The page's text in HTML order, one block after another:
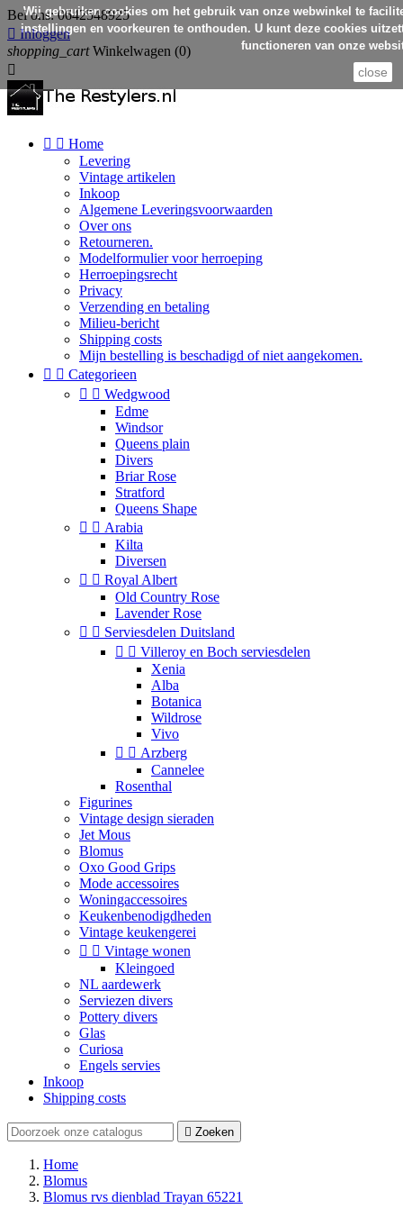
Bel ons:0642548925
 Inloggen
shopping_cart Winkelwagen (0)

  Home
Levering
Vintage artikelen
Inkoop
Algemene Leveringsvoorwaarden
Over ons
Retourneren.
Modelformulier voor herroeping
Herroepingsrecht
Privacy
Verzending en betaling
Milieu-bericht
Shipping costs
Mijn bestelling is beschadigd of niet aangekomen.
  Categorieen
  Wedgwood
Edme
Windsor
Queens plain
Divers
Briar Rose
Stratford
Queens Shape
  Arabia
Kilta
Diversen
  Royal Albert
Old Country Rose
Lavender Rose
  Serviesdelen Duitsland
  Villeroy en Boch serviesdelen
Xenia
Alba
Botanica
Wildrose
Vivo
  Arzberg
Cannelee
Rosenthal
Figurines
Vintage design sieraden
Jet Mous
Blomus
Oxo Good Grips
Mode accessoires
Woningaccessoires
Keukenbenodigdheden
Vintage keukengerei
  Vintage wonen
Kleingoed
NL aardewerk
Serviezen divers
Pottery divers
Glas
Curiosa
Engels servies
Inkoop
Shipping costs
 Zoeken
Home
Blomus
Blomus rvs dienblad Trayan 65221
Wij gebruiken cookies om het gebruik van onze webwinkel te
instellingen en voorkeuren te onthouden. U kunt deze cookies
functioneren van onze
close